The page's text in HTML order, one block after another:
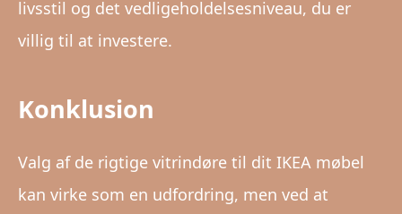
livsstil og det vedligeholdelsesniveau, du er
villig til at investere.
Konklusion
Valg af de rigtige vitrindøre til dit IKEA møbel
kan virke som en udfordring, men ved at